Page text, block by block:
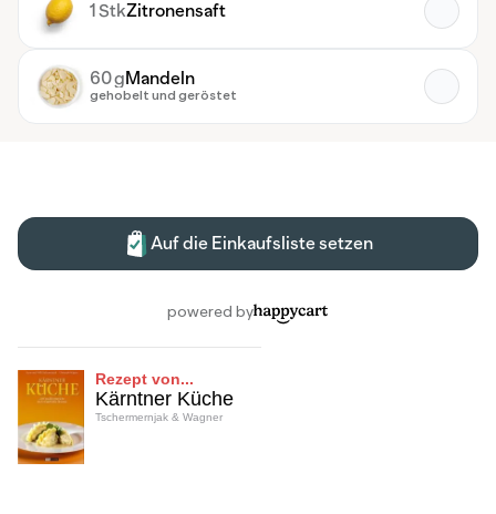
Rezept von...
Kärntner Küche
Tschermernjak & Wagner